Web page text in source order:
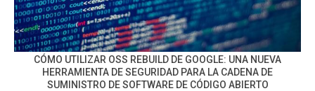
CÓMO UTILIZAR OSS REBUILD DE GOOGLE: UNA NUEVA
HERRAMIENTA DE SEGURIDAD PARA LA CADENA DE
SUMINISTRO DE SOFTWARE DE CÓDIGO ABIERTO